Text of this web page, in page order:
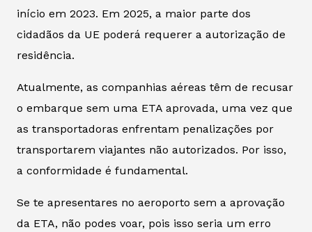
início em 2023. Em 2025, a maior parte dos
cidadãos da UE poderá requerer a autorização de
residência.
Atualmente, as companhias aéreas têm de recusar
o embarque sem uma ETA aprovada, uma vez que
as transportadoras enfrentam penalizações por
transportarem viajantes não autorizados. Por isso,
a conformidade é fundamental.
Se te apresentares no aeroporto sem a aprovação
da ETA, não podes voar, pois isso seria um erro